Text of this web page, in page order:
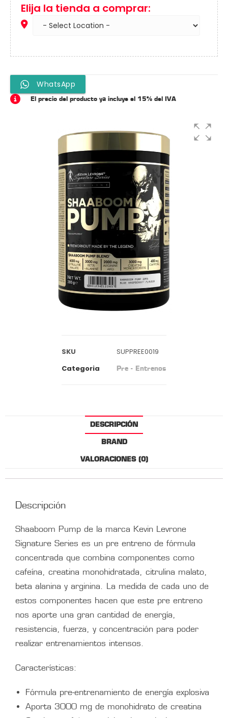
Elija la tienda a comprar:
WhatsApp
El precio del producto ya incluye el 15% del IVA
SKU
SUPPREE0019
Categoria
Pre - Entrenos
DESCRIPCIÓN
BRAND
VALORACIONES (0)
Descripción
Shaaboom Pump de la marca Kevin Levrone
Signature Series es un pre entreno de fórmula
concentrada que combina componentes como
cafeína, creatina monohidratada, citrulina malato,
beta alanina y arginina. La medida de cada uno de
estos componentes hacen que este pre entreno
nos aporte una gran cantidad de energía,
resistencia, fuerza, y concentración para poder
realizar entrenamientos intensos.
Características:
Fórmula pre-entrenamiento de energía explosiva
Aporta 3000 mg de monohidrato de creatina